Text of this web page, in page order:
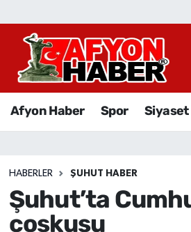
Afyon Haber Spor Siyaset
HABERLER ŞUHUT HABER
Şuhut’ta
coşkusu
Afyon Haber
Sağlık